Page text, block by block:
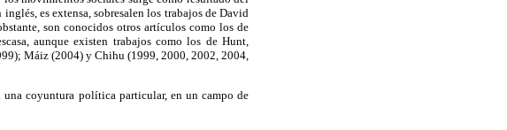
es extensa, sobresalen los trabajos de David
son conocidos otros artículos como los de
aunque existen trabajos como los de Hunt,
Máiz (2004) y Chihu (1999, 2000, 2002, 2004,
coyuntura política particular, en un campo de